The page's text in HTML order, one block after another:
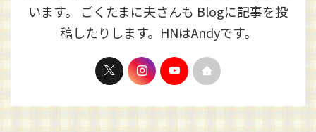
います。 ごくたまに夫さんも Blogに記事を投
稿したりします。HNはAndyです。